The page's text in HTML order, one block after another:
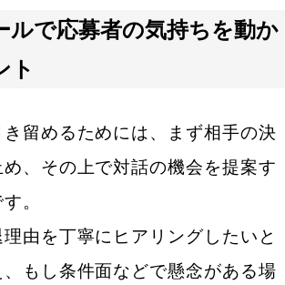
ルで応募者の気持ちを動か
ト
留めるためには、まず相手の決
、その上で対話の機会を提案す
。
由を丁寧にヒアリングしたいと
もし条件面などで懸念がある場